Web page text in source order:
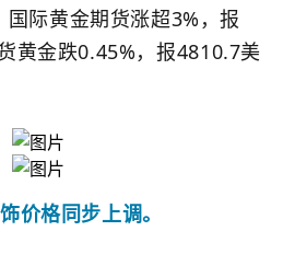
际黄金期货涨超3%，报
黄金跌0.45%，报4810.7美
价格同步上调。